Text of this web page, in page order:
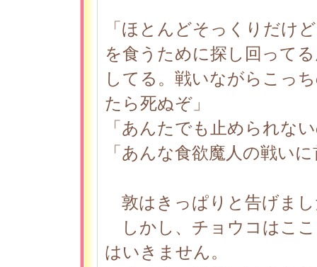
「ほとんどそっくりだけ
を食うために探し回って
してる。戦いながらこっ
たら死ぬぞ」
「あんたでも止められな
「あんな食欲魔人の戦い
敦はきっぱりと告げま
しかし、チョウコはこ
はいきません。